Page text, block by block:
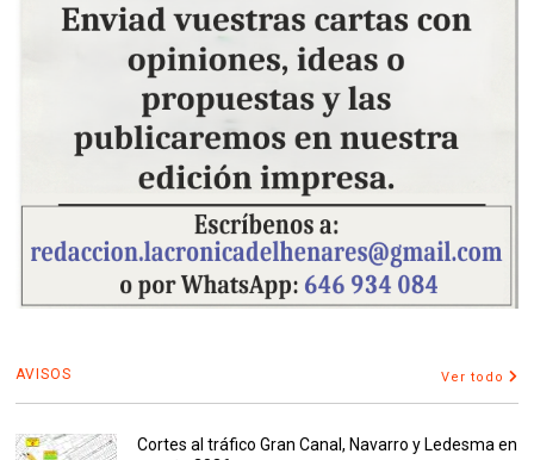
AVISOS Ver todo
Cortes al tráfico Gran Canal, Navarro y Ledesma en